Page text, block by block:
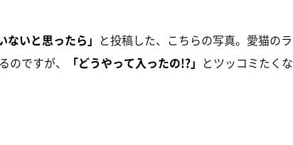
ないと思ったら」 と投稿した、こちらの写真。愛猫のラ
ですが、
「どうやって入ったの!?」 とツッコミたくな